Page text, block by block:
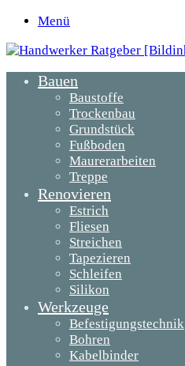
Menü
Bauen
Baustoffe
Trockenbau
Grundstück
Fußboden
Maurerarbeiten
Treppe
Renovieren
Estrich
Fliesen
Streichen
Tapezieren
Schleifen
Silikon
Werkzeuge
Befestigungstechnik
Bohren
Kabelbinder